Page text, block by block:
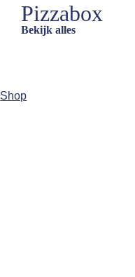
Pizzabox
Bekijk alles
Shop